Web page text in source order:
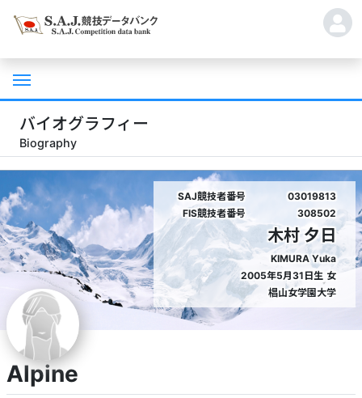
バイオグラフィー
Biography
SAJ競技者番号
03019813
FIS競技者番号
308502
木村 夕日
KIMURA Yuka
2005年5月31日生 女
椙山女学園大学
Alpine